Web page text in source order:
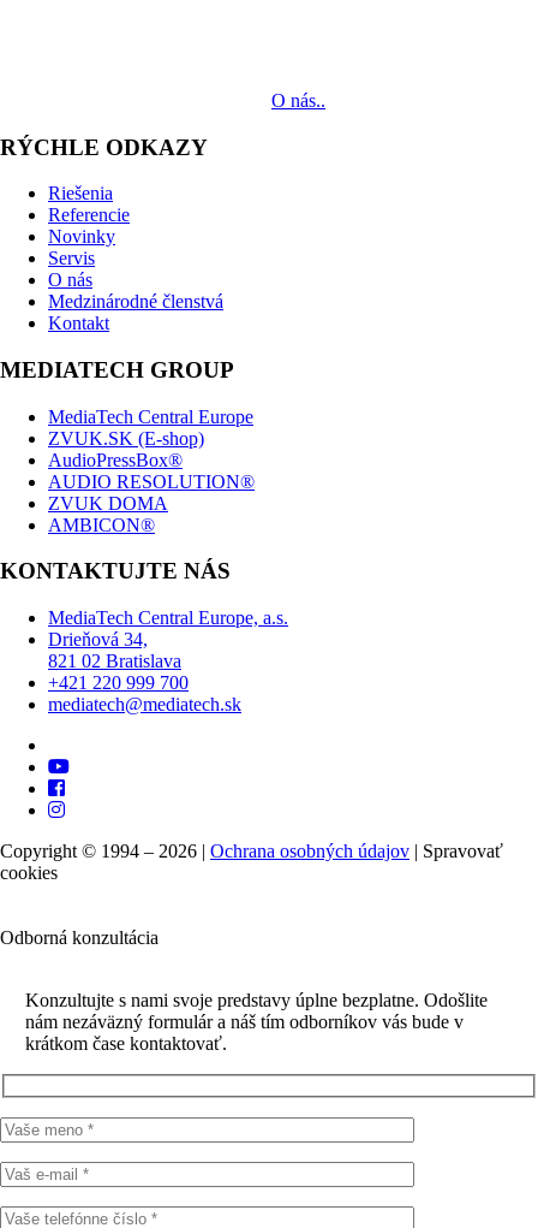
O nás..
RÝCHLE ODKAZY
Riešenia
Referencie
Novinky
Servis
O nás
Medzinárodné členstvá
Kontakt
MEDIATECH GROUP
MediaTech Central Europe
ZVUK.SK (E-shop)
AudioPressBox®
AUDIO RESOLUTION®
ZVUK DOMA
AMBICON®
KONTAKTUJTE NÁS
MediaTech Central Europe, a.s.
Drieňová 34,
821 02 Bratislava
+421 220 999 700
mediatech@mediatech.sk
Copyright © 1994 – 2026 | Ochrana osobných údajov | Spravovať
cookies
Odborná konzultácia
Konzultujte s nami svoje predstavy úplne bezplatne. Odošlite
nám nezáväzný formulár a náš tím odborníkov vás bude v
krátkom čase kontaktovať.